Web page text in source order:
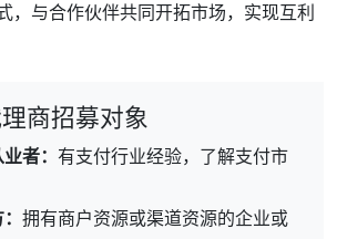
，与合作伙伴共同开拓市场，实现互利
商招募对象
者： 有支付行业经验，了解支付市
拥有商户资源或渠道资源的企业或